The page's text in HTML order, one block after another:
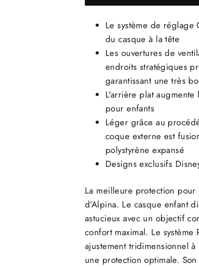
Le système de réglage
du casque à la tête
Les ouvertures de
endroits stratégiques
garantissant une très
L'arrière plat
pour enfants
Léger grâce au
coque externe est
polystyrène expansé
Designs exclusifs
La meilleure protection
d’Alpina. Le casque enfant
astucieux avec un objectif
confort maximal. Le système
ajustement tridimensionnel
une protection optimale.